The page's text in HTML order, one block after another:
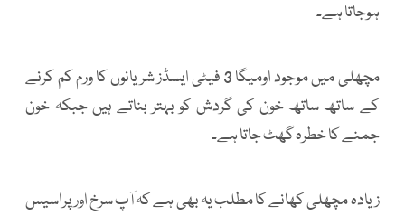
ہوجاتا ہے۔
مچھلی میں موجود اومیگا 3 فیٹی ایسڈز شریانوں کا ورم کم کرنے
کے ساتھ ساتھ خون کی گردش کو بہتر بناتے ہیں جبکہ خون
جمنے کا خطرہ گھٹ جاتا ہے۔
زیادہ مچھلی کھانے کا مطلب یہ بھی ہے کہ آپ سرخ اور پراسیس